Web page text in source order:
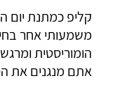
קליפ כמתנת יום
משמעותי אחר
הומוריסטית
אתם מנגנים את